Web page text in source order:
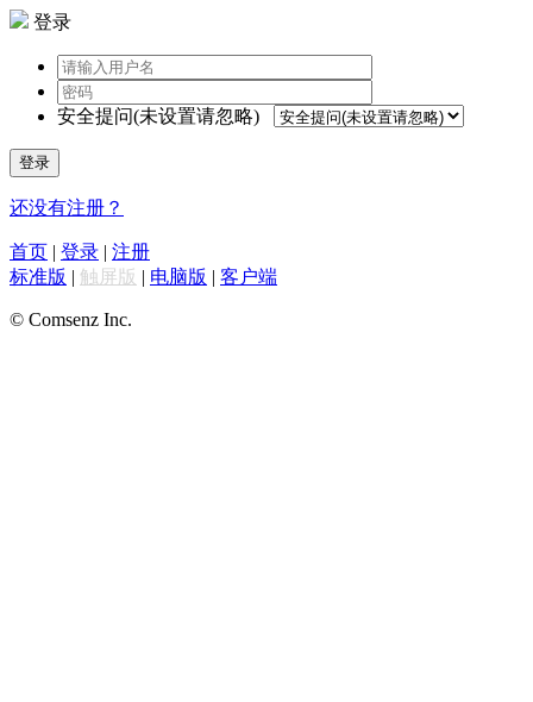
登录
安全提问(未设置请忽略)
登录
还没有注册？
首页 | 登录 | 注册
标准版 | 触屏版 | 电脑版 | 客户端
© Comsenz Inc.